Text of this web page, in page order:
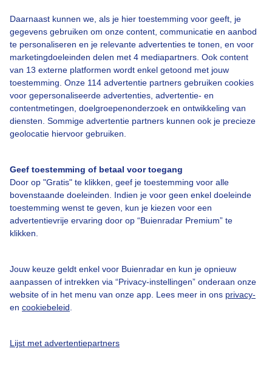
Daarnaast kunnen we, als je hier toestemming voor geeft, je
gegevens gebruiken om onze content, communicatie en aanbod
te personaliseren en je relevante advertenties te tonen, en voor
marketingdoeleinden delen met 4 mediapartners. Ook content
van 13 externe platformen wordt enkel getoond met jouw
toestemming. Onze 114 advertentie partners gebruiken cookies
voor gepersonaliseerde advertenties, advertentie- en
contentmetingen, doelgroepenonderzoek en ontwikkeling van
diensten. Sommige advertentie partners kunnen ook je precieze
geolocatie hiervoor gebruiken.
Geef toestemming of betaal voor toegang
Door op "Gratis" te klikken, geef je toestemming voor alle
bovenstaande doeleinden. Indien je voor geen enkel doeleinde
toestemming wenst te geven, kun je kiezen voor een
advertentievrije ervaring door op “Buienradar Premium” te
klikken.
Jouw keuze geldt enkel voor Buienradar en kun je opnieuw
aanpassen of intrekken via “Privacy-instellingen” onderaan onze
website of in het menu van onze app. Lees meer in ons privacy-
en cookiebeleid
Lijst met advertentiepartners
Over Buienradar
Bedrijfsgegevens
Veelgestelde vragen
Contact
Gebruikersvoorwaarden
Adverteren
Buienradar Team
Privacy beleid
Privacy instellingen
Gratis weerdata
Buienradar